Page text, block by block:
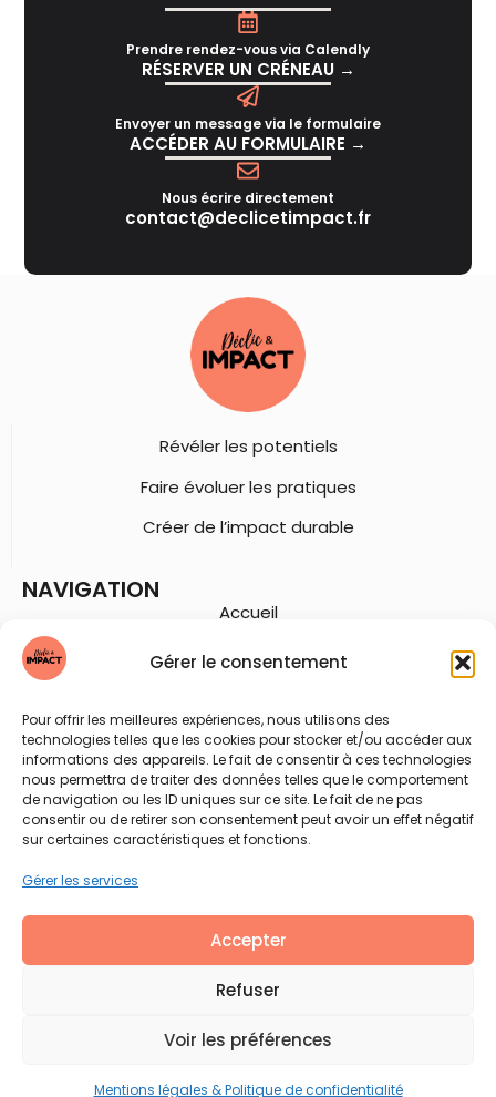
Gérer le consentement
Pour offrir les meilleures expériences, nous utilisons des
technologies telles que les cookies pour stocker et/ou accéder aux
informations des appareils. Le fait de consentir à ces technologies
nous permettra de traiter des données telles que le comportement
de navigation ou les ID uniques sur ce site. Le fait de ne pas
consentir ou de retirer son consentement peut avoir un effet négatif
sur certaines caractéristiques et fonctions.
Gérer les services
Accepter
Refuser
Voir les préférences
Mentions légales & Politique de confidentialité
Prendre rendez-vous via Calendly
RÉSERVER UN CRÉNEAU →
Envoyer un message via le formulaire
ACCÉDER AU FORMULAIRE →
Nous écrire directement
contact@declicetimpact.fr
Révéler les potentiels
Faire évoluer les pratiques
Créer de l’impact durable
NAVIGATION
Accueil
Coaching
Conférences
Outils
Ressources
À propos
Contact
INFORMATIONS LÉGALES
Mentions légales & Politique de confidentialité
RETROUVER DÉCLIC & IMPACT SUR
LINKEDIN
© Déclic & IMPACT – Tous droits réservés